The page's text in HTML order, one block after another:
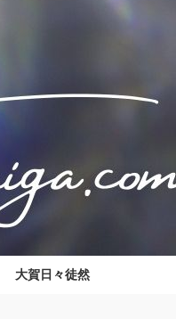
大賀日々徒然